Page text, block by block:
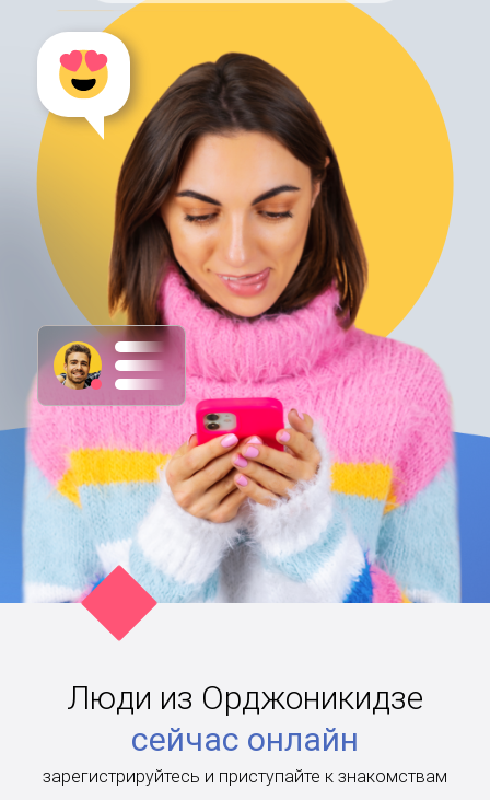
Люди из Орджоникидзе
сейчас онлайн
зарегистрируйтесь и приступайте к знакомствам